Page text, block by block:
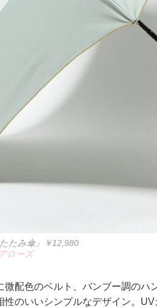
たみ傘」￥12,980
ローズ
微配色のベルト、バンブー調のハ
のいいシンプルなデザイン。UV